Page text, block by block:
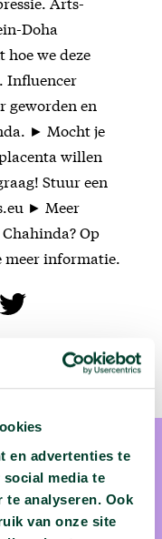
en advertenties te
media te
te analyseren. Ook
van onze site
Doha
hoe we deze
Influencer
geworden en
► Mocht je
willen
Stuur een
► Meer
Op
meer informatie.